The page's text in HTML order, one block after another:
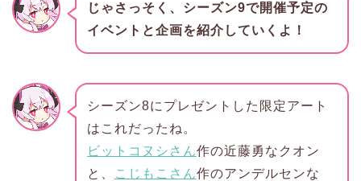
じゃさっそく、シーズン9で開催予定の
イベントと企画を紹介していくよ！
シーズン8にプレゼントした限定アート
はこれだったね。
ビットコヌシさん作の近藤勇なクオン
と、
こじもこさん作のアンデルセンな